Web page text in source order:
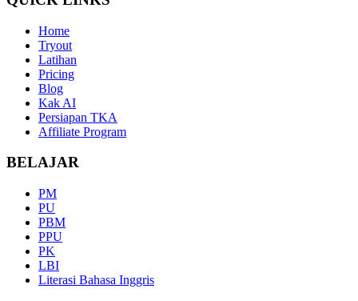
Home
Tryout
Latihan
Pricing
Blog
Kak AI
Persiapan TKA
Affiliate Program
BELAJAR
PM
PU
PBM
PPU
PK
LBI
Literasi Bahasa Inggris